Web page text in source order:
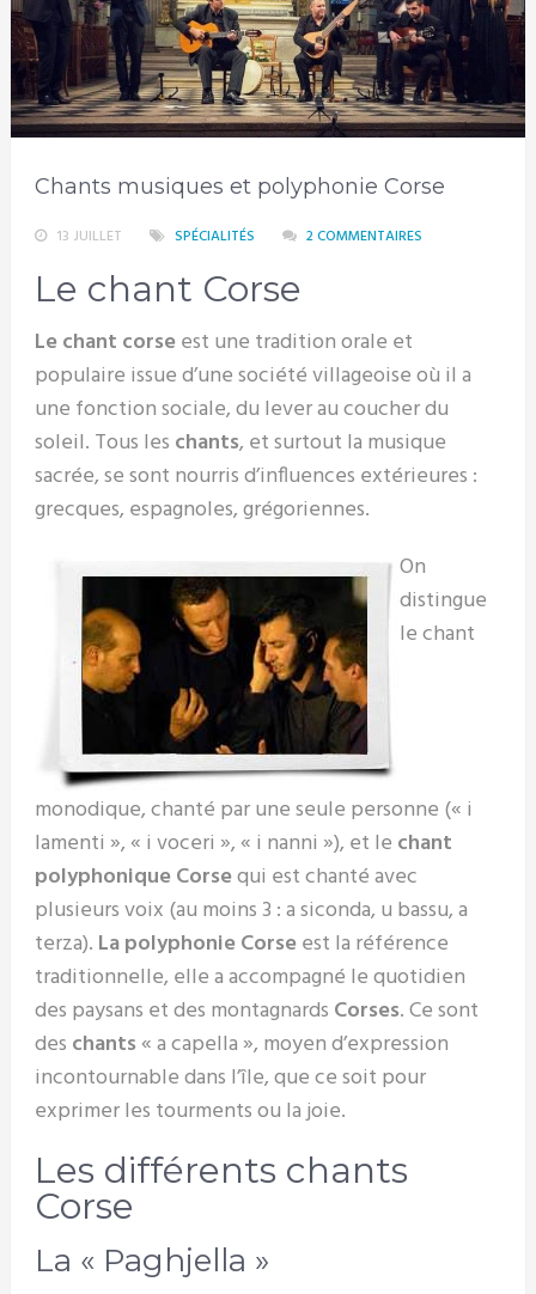
Chants musiques et polyphonie Corse
13 JUILLET SPÉCIALITÉS 2 COMMENTAIRES
Le chant Corse
Le chant corseest une tradition orale et
populaire issue d’une société villageoise où il a
une fonction sociale, du lever au coucher du
soleil. Tous les chants, et surtout la musique
sacrée, se sont nourris d’influences extérieures :
grecques, espagnoles, grégoriennes.
On
distingue
le chant
monodique, chanté par une seule personne (« i
lamenti », « i voceri », « i nanni »), et le chant
polyphonique Corsequi est chanté avec
plusieurs voix (au moins 3 : a siconda, u bassu, a
terza). La polyphonie Corseest la référence
traditionnelle, elle a accompagné le quotidien
des paysans et des montagnards Corses. Ce sont
des chants « a capella », moyen d’expression
incontournable dans l’île, que ce soit pour
exprimer les tourments ou la joie.
Les différents chants
Corse
La « Paghjella »